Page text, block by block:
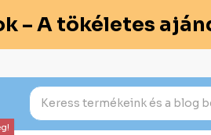
– A tökéletes